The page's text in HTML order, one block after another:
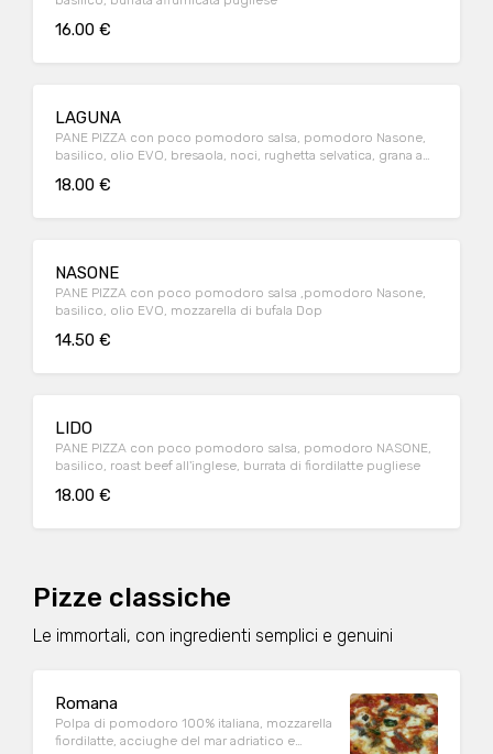
16.00 €
LAGUNA
PANE PIZZA con poco pomodoro salsa, pomodoro Nasone,
basilico, olio EVO, bresaola, noci, rughetta selvatica, grana a
18.00 €
NASONE
PANE PIZZA con poco pomodoro salsa ,pomodoro Nasone,
basilico, olio EVO, mozzarella di bufala Dop
14.50 €
LIDO
PANE PIZZA con poco pomodoro salsa, pomodoro NASONE,
basilico, roast beef all'inglese, burrata di fiordilatte pugliese
18.00 €
Pizze classiche
Le immortali, con ingredienti semplici e genuini
Romana
Polpa di pomodoro 100% italiana, mozzarella
fiordilatte, acciughe del mar adriatico e